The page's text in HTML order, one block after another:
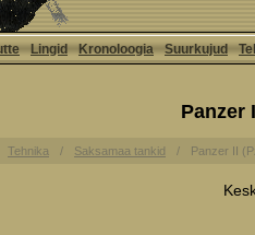
Lingid Kronoloogia Suurkujud
Panzer
Tehnika Saksamaa tankid Panzer II